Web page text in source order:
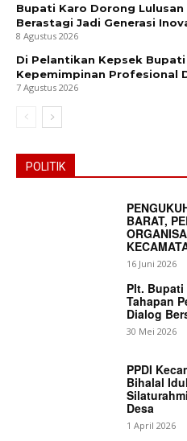
Bupati Karo Dorong
Berastagi Jadi Generasi
8 Agustus 2026
Di Pelantikan Kepsek
Kepemimpinan Profesional
7 Agustus 2026
POLITIK
BARAT,
16 Juni 2026
Plt. Bupati
Tahapan
Dialog
30 Mei 2026
PPDI
Bihalal
Desa
1 April 2026